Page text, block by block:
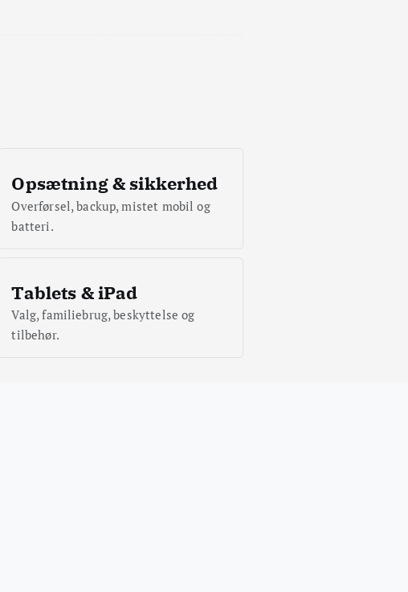
Opsætning & sikkerhed
Overførsel, backup, mistet mobil og
batteri.
Tablets & iPad
Valg, familiebrug, beskyttelse og
tilbehør.